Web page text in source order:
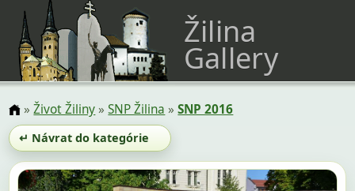
Žilina
Gallery
»Život Žiliny»SNP Žilina »SNP 2016
↵ Návrat do kategórie